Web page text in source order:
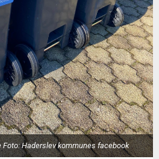
Foto: Haderslev kommunes facebook